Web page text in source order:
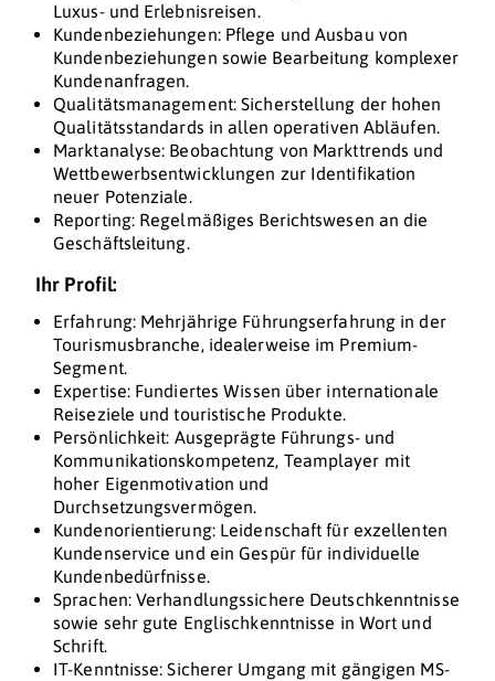
Luxus- und Erlebnisreisen.
Kundenbeziehungen: Pflege und Ausbau von
Kundenbeziehungen sowie Bearbeitung komplexer
Kundenanfragen.
Qualitätsmanagement: Sicherstellung der hohen
Qualitätsstandards in allen operativen Abläufen.
Marktanalyse: Beobachtung von Markttrends und
Wettbewerbsentwicklungen zur Identifikation
neuer Potenziale.
Reporting: Regelmäßiges Berichtswesen an die
Geschäftsleitung.
Ihr Profil:
Erfahrung: Mehrjährige Führungserfahrung in der
Tourismusbranche, idealerweise im Premium-
Segment.
Expertise: Fundiertes Wissen über internationale
Reiseziele und touristische Produkte.
Persönlichkeit: Ausgeprägte Führungs- und
Kommunikationskompetenz, Teamplayer mit
hoher Eigenmotivation und
Durchsetzungsvermögen.
Kundenorientierung: Leidenschaft für exzellenten
Kundenservice und ein Gespür für individuelle
Kundenbedürfnisse.
Sprachen: Verhandlungssichere Deutschkenntnisse
sowie sehr gute Englischkenntnisse in Wort und
Schrift.
IT-Kenntnisse: Sicherer Umgang mit gängigen MS-